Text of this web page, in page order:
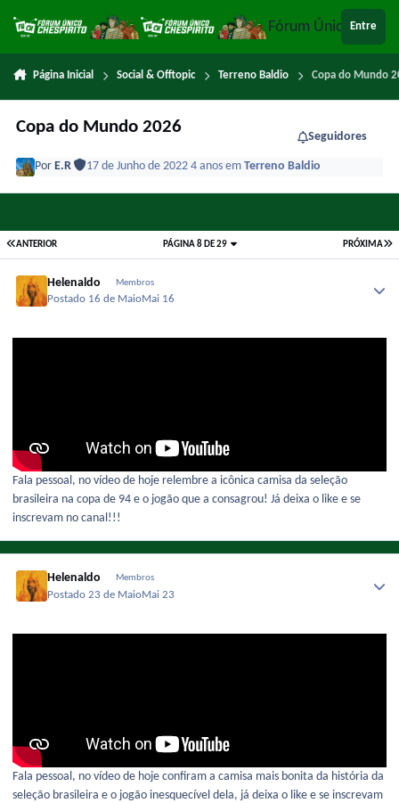
Fórum ÚnicoEntre
Página Inicial Social & Offtopic Terreno Baldio Copa do Mundo
Copa do Mundo 2026
Seguidores
PorE.R 17 de Junho de 20224 anosemTerreno Baldio
ANTERIOR PRÓXIMA
PÁGINA 8 DE 29
Helenaldo Membros
Postado 16 de MaioMai 16
Fala pessoal, no vídeo de hoje relembre a icônica camisa da seleção
brasileira na copa de 94 e o jogão que a consagrou! Já deixa o like e se
inscrevam no canal!!!
Helenaldo Membros
Postado23 de MaioMai 23
Fala pessoal, no vídeo de hoje confiram a camisa mais bonita da história da
seleção brasileira e o jogão inesquecível dela, já deixa o like e se inscrevam